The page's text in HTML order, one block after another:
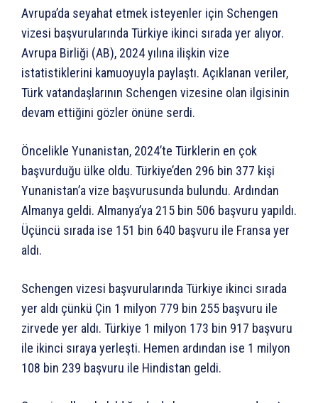
Avrupa’da seyahat etmek isteyenler için Schengen
vizesi başvurularında Türkiye ikinci sırada yer alıyor.
Avrupa Birliği (AB), 2024 yılına ilişkin vize
istatistiklerini kamuoyuyla paylaştı. Açıklanan veriler,
Türk vatandaşlarının Schengen vizesine olan ilgisinin
devam ettiğini gözler önüne serdi.
Öncelikle Yunanistan, 2024’te Türklerin en çok
başvurduğu ülke oldu. Türkiye’den 296 bin 377 kişi
Yunanistan’a vize başvurusunda bulundu. Ardından
Almanya geldi. Almanya’ya 215 bin 506 başvuru yapıldı.
Üçüncü sırada ise 151 bin 640 başvuru ile Fransa yer
aldı.
Schengen vizesi başvurularında Türkiye ikinci sırada
yer aldı çünkü Çin 1 milyon 779 bin 255 başvuru ile
zirvede yer aldı. Türkiye 1 milyon 173 bin 917 başvuru
ile ikinci sıraya yerleşti. Hemen ardından ise 1 milyon
108 bin 239 başvuru ile Hindistan geldi.